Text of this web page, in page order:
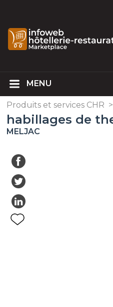
Produits et services CHR >
habillages de
MELJAC